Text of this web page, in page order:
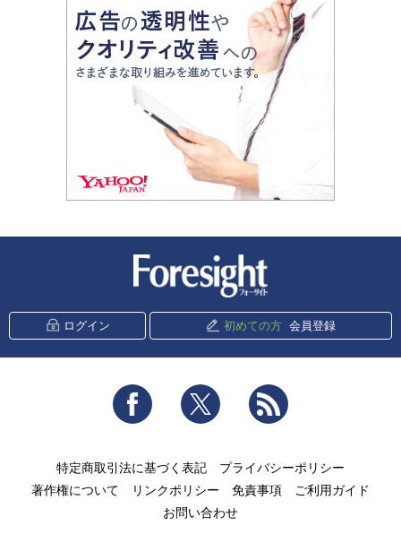
ログイン 初めての方 会員登録
Facebook Twitter
特定商取引法に基づく表記
プライバシーポリシー
著作権について
リンクポリシー 免責事項
ご利用ガイド
お問い合わせ